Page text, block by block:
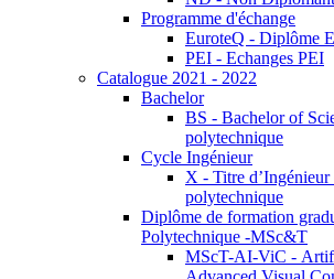
Programme d'échange
EuroteQ - Diplôme
PEI - Echanges PEI
Catalogue 2021 - 2022
Bachelor
BS - Bachelor of
polytechnique
Cycle Ingénieur
X - Titre
polytechnique
Diplôme de formation
Polytechnique -MSc&T
MScT-AI-ViC -